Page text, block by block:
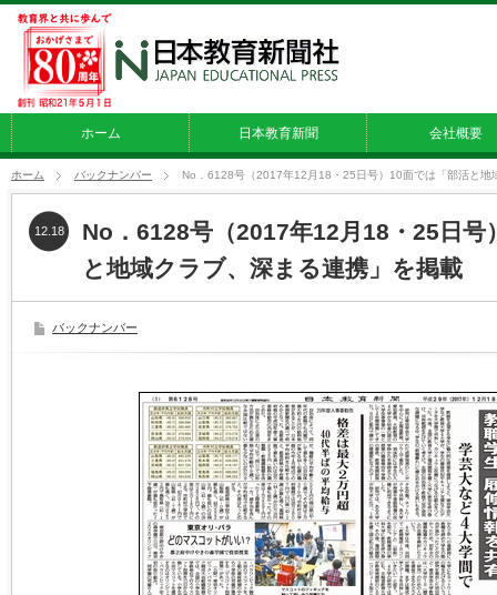
ホーム 日本教育新聞 会社概要
ホーム バックナンバー No．6128号（2017年12月18・25日号）10面では「部活と地
No．6128号（2017年12月18・25日号
と地域クラブ、深まる連携」を掲載
12.18
バックナンバー